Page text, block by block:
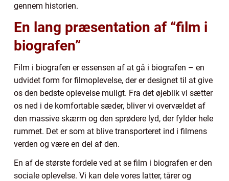
gennem historien.
En lang præsentation af “film i
biografen”
Film i biografen er essensen af at gå i biografen – en
udvidet form for filmoplevelse, der er designet til at give
os den bedste oplevelse muligt. Fra det øjeblik vi sætter
os ned i de komfortable sæder, bliver vi overvældet af
den massive skærm og den sprødere lyd, der fylder hele
rummet. Det er som at blive transporteret ind i filmens
verden og være en del af den.
En af de største fordele ved at se film i biografen er den
sociale oplevelse. Vi kan dele vores latter, tårer og